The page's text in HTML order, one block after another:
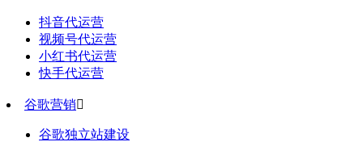
抖音代运营
视频号代运营
小红书代运营
快手代运营
谷歌营销
谷歌独立站建设